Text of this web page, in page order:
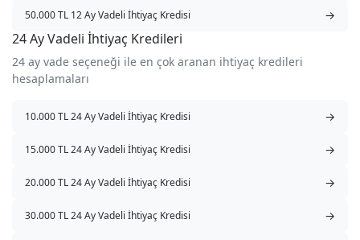
50.000 TL 12 Ay Vadeli İhtiyaç Kredisi →
24 Ay Vadeli İhtiyaç Kredileri
24 ay vade seçeneği ile en çok aranan ihtiyaç kredileri
hesaplamaları
10.000 TL 24 Ay Vadeli İhtiyaç Kredisi →
15.000 TL 24 Ay Vadeli İhtiyaç Kredisi →
20.000 TL 24 Ay Vadeli İhtiyaç Kredisi →
30.000 TL 24 Ay Vadeli İhtiyaç Kredisi →